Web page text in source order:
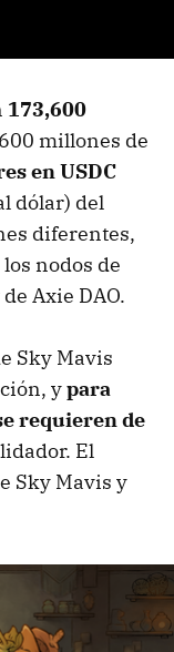
173,600
millones de
en USDC
dólar) del
diferentes,
nodos de
Axie DAO.
Sky Mavis
ypara
requieren de
El
Sky Mavis y